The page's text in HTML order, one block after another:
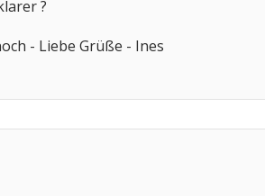
?
- Liebe Grüße - Ines